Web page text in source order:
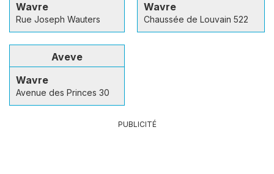
Wavre
Rue Joseph Wauters
Wavre
Chaussée de Louvain 522
Aveve
Wavre
Avenue des Princes 30
PUBLICITÉ